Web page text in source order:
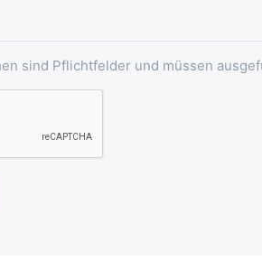
sind Pflichtfelder und müssen